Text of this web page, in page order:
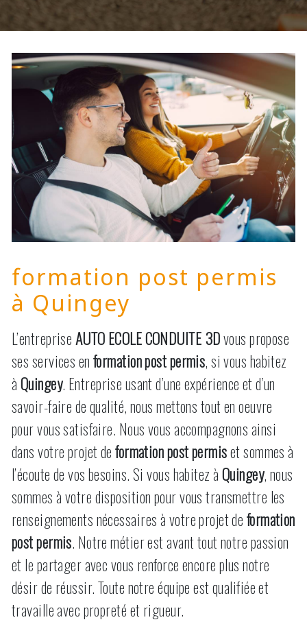
formation post permis
à Quingey
L’entreprise AUTO ECOLE CONDUITE 3Dvous propose
ses services enformation post permis, si vous habitez
àQuingey. Entreprise usant d’une expérience et d’un
savoir-faire de qualité, nous mettons tout en oeuvre
pour vous satisfaire. Nous vous accompagnons ainsi
dans votre projet deformation post permiset sommes à
l’écoute de vos besoins. Si vous habitez àQuingey, nous
sommes à votre disposition pour vous transmettre les
renseignements nécessaires à votre projet deformation
post permis. Notre métier est avant tout notre passion
et le partager avec vous renforce encore plus notre
désir de réussir. Toute notre équipe est qualifiée et
travaille avec propreté et rigueur.